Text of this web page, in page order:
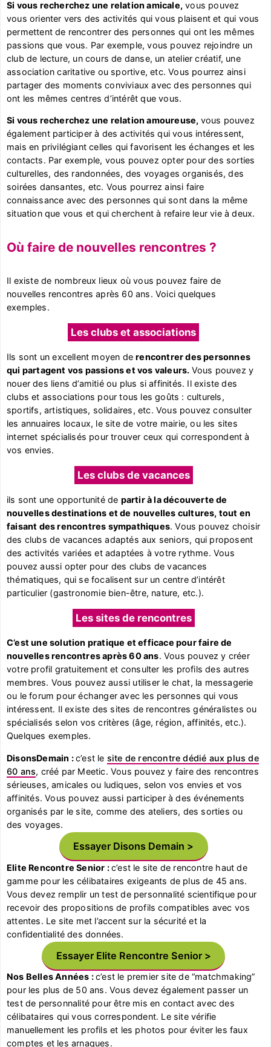
Si vous recherchez une relation amicale, vous pouvez
vous orienter vers des activités qui vous plaisent et qui vous
permettent de rencontrer des personnes qui ont les mêmes
passions que vous. Par exemple, vous pouvez rejoindre un
club de lecture, un cours de danse, un atelier créatif, une
association caritative ou sportive, etc. Vous pourrez ainsi
partager des moments conviviaux avec des personnes qui
ont les mêmes centres d’intérêt que vous.
Si vous recherchez une relation amoureuse, vous pouvez
également participer à des activités qui vous intéressent,
mais en privilégiant celles qui favorisent les échanges et les
contacts. Par exemple, vous pouvez opter pour des sorties
culturelles, des randonnées, des voyages organisés, des
soirées dansantes, etc. Vous pourrez ainsi faire
connaissance avec des personnes qui sont dans la même
situation que vous et qui cherchent à refaire leur vie à deux.
Où faire de nouvelles rencontres ?
Il existe de nombreux lieux où vous pouvez faire de
nouvelles rencontres après 60 ans. Voici quelques
exemples.
Les clubs et associations
Ils sont un excellent moyen derencontrer des personnes
qui partagent vos passions et vos valeurs. Vous pouvez y
nouer des liens d’amitié ou plus si affinités. Il existe des
clubs et associations pour tous les goûts : culturels,
sportifs, artistiques, solidaires, etc. Vous pouvez consulter
les annuaires locaux, le site de votre mairie, ou les sites
internet spécialisés pour trouver ceux qui correspondent à
vos envies.
Les clubs de vacances
ils sont une opportunité de partir à la découverte de
nouvelles destinations et de nouvelles cultures, tout en
faisant des rencontres sympathiques. Vous pouvez choisir
des clubs de vacances adaptés aux seniors, qui proposent
des activités variées et adaptées à votre rythme. Vous
pouvez aussi opter pour des clubs de vacances
thématiques, qui se focalisent sur un centre d’intérêt
particulier (gastronomie bien-être, nature, etc.).
Les sites de rencontres
C’est une solution pratique et efficace pour faire de
nouvelles rencontres après 60 ans. Vous pouvez y créer
votre profil gratuitement et consulter les profils des autres
membres. Vous pouvez aussi utiliser le chat, la messagerie
ou le forum pour échanger avec les personnes qui vous
intéressent. Il existe des sites de rencontres généralistes ou
spécialisés selon vos critères (âge, région, affinités, etc.).
Quelques exemples.
DisonsDemain :c’est le site de rencontre dédié aux plus de
60 ans, créé par Meetic. Vous pouvez y faire des rencontres
sérieuses, amicales ou ludiques, selon vos envies et vos
affinités. Vous pouvez aussi participer à des événements
organisés par le site, comme des ateliers, des sorties ou
des voyages.
Essayer Disons Demain
Elite Rencontre Senior :c’est le site de rencontre haut de
gamme pour les célibataires exigeants de plus de 45 ans.
Vous devez remplir un test de personnalité scientifique pour
recevoir des propositions de profils compatibles avec vos
attentes. Le site met l’accent sur la sécurité et la
confidentialité des données.
Essayer Elite Rencontre Senior
Nos Belles Années :c’est le premier site de “matchmaking”
pour les plus de 50 ans. Vous devez également passer un
test de personnalité pour être mis en contact avec des
célibataires qui vous correspondent. Le site vérifie
manuellement les profils et les photos pour éviter les faux
comptes et les arnaques.